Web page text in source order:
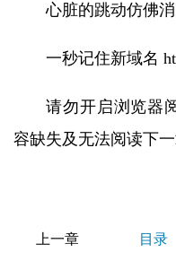
心脏的跳动仿佛消
一秒记住新域名
请勿开启浏览器
容缺失及无法阅读下一
上一章 目录